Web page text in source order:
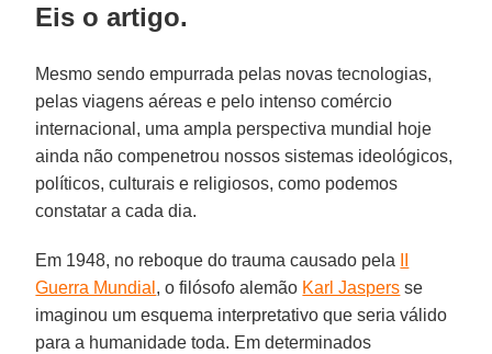
Eis o artigo.
Mesmo sendo empurrada pelas novas tecnologias,
pelas viagens aéreas e pelo intenso comércio
internacional, uma ampla perspectiva mundial hoje
ainda não compenetrou nossos sistemas ideológicos,
políticos, culturais e religiosos, como podemos
constatar a cada dia.
Em 1948, no reboque do trauma causado pela
Guerra Mundial , o filósofo alemão Karl Jaspers se
imaginou um esquema interpretativo que seria válido
para a humanidade toda. Em determinados